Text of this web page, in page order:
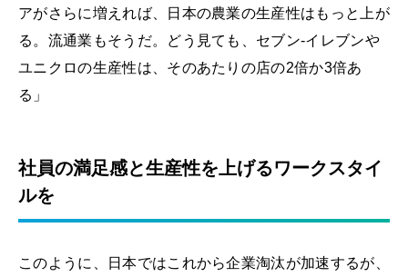
アがさらに増えれば、日本の農業の生産性はもっと上が
る。流通業もそうだ。どう見ても、セブン-イレブンや
ユニクロの生産性は、そのあたりの店の2倍か3倍あ
る」
社員の満足感と生産性を上げるワークスタイ
ルを
このように、日本ではこれから企業淘汰が加速するが、